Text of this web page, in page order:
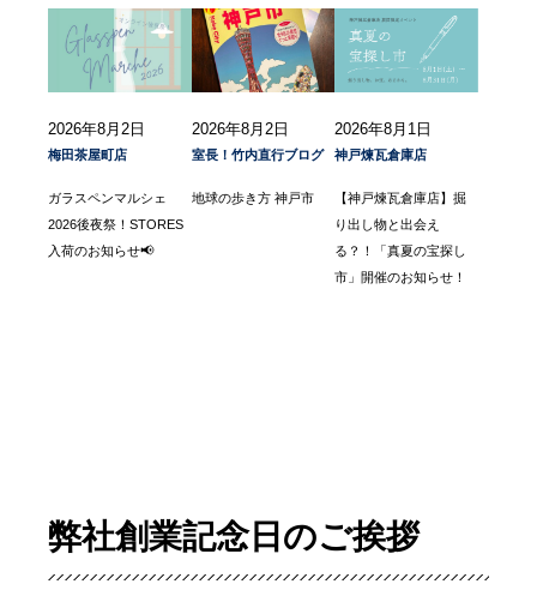
2026年8月2日
梅田茶屋町店
ガラスペンマルシェ
2026後夜祭！STORES
入荷のお知らせ📢
2026年8月2日
室長！竹内直行ブログ
地球の歩き方 神戸市
2026年8月1日
神戸煉瓦倉庫店
【神戸煉瓦倉庫店】掘
り出し物と出会え
る？！「真夏の宝探し
市」開催のお知らせ！
弊社創業記念日のご挨拶